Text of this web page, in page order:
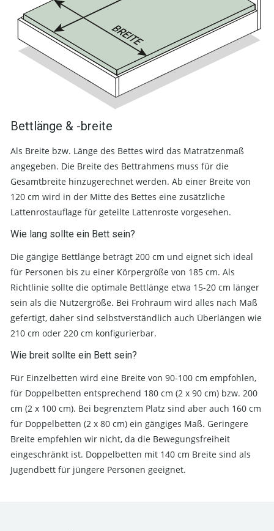
Bettlänge & -breite
Als Breite bzw. Länge des Bettes wird das Matratzenmaß
angegeben. Die Breite des Bettrahmens muss für die
Gesamtbreite hinzugerechnet werden. Ab einer Breite von
120 cm wird in der Mitte des Bettes eine zusätzliche
Lattenrostauflage für geteilte Lattenroste vorgesehen.
Wie lang sollte ein Bett sein?
Die gängige Bettlänge beträgt 200 cm und eignet sich ideal
für Personen bis zu einer Körpergröße von 185 cm. Als
Richtlinie sollte die optimale Bettlänge etwa 15-20 cm länger
sein als die Nutzergröße. Bei Frohraum wird alles nach Maß
gefertigt, daher sind selbstverständlich auch Überlängen wie
210 cm oder 220 cm konfigurierbar.
Wie breit sollte ein Bett sein?
Für Einzelbetten wird eine Breite von 90-100 cm empfohlen,
für Doppelbetten entsprechend 180 cm (2 x 90 cm) bzw. 200
cm (2 x 100 cm). Bei begrenztem Platz sind aber auch 160 cm
für Doppelbetten (2 x 80 cm) ein gängiges Maß. Geringere
Breite empfehlen wir nicht, da die Bewegungsfreiheit
eingeschränkt ist. Doppelbetten mit 140 cm Breite sind als
Jugendbett für jüngere Personen geeignet.